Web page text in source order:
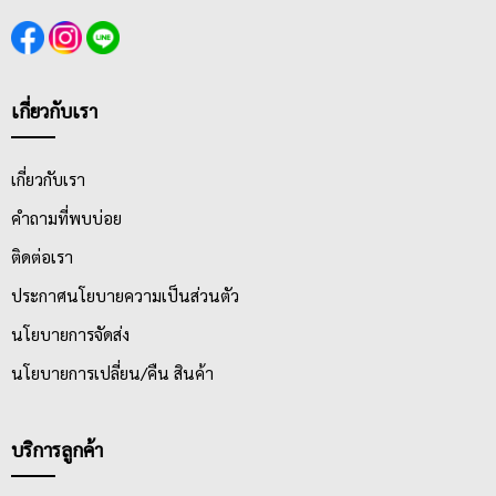
เกี่ยวกับเรา
เกี่ยวกับเรา
คำถามที่พบบ่อย
ติดต่อเรา
ประกาศนโยบายความเป็นส่วนตัว
นโยบายการจัดส่ง
นโยบายการเปลี่ยน/คืน สินค้า
บริการลูกค้า